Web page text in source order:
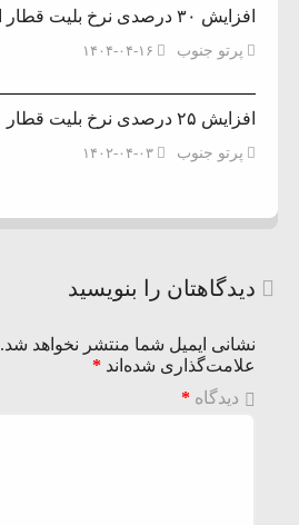
افزایش ۳۰ درصدی نرخ بلیت قطار از نیمه دوم تیرماه
پرتو جنوب ۱۴۰۴-۰۴-۱۶
افزایش ۲۵ درصدی نرخ بلیت قطار
پرتو جنوب ۱۴۰۲-۰۴-۰۳
دیدگاهتان را بنویسید
نشانی ایمیل شما منتشر نخواهد شد.
علامت‌گذاری شده‌اند *
دیدگاه *